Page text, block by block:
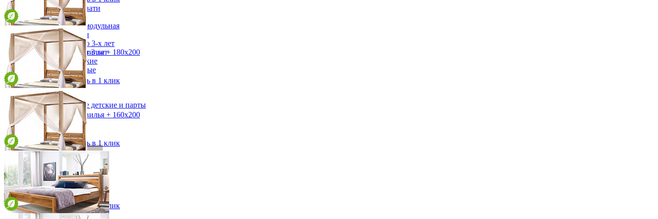
Двухъярусные кровати
Декор в детскую
Детская Вилия-М модульная
Детские гарнитуры
Детские кровати до 3-х лет
Детские кровати от 3 лет
Комоды классические
Комоды пеленальные
Кровати домики
Полки детские
Стеллажи детские
Столы письменные детские и парты
Тумбы для детей
Шведская стенка
Шкафы детские
Ящики и короба
Двуспальная кровать Севилья + 180х200
от 107 419 ₽
199х210/83х219 см
В корзину Быстро купить в 1 клик
Двуспальная кровать Севилья + 160х200
от 103 921 ₽
179х210/83х219 см
В корзину Быстро купить в 1 клик
Кровать Севилья + 140х200
от 100 488 ₽
159х210/83х219 см
В корзину Быстро купить в 1 клик